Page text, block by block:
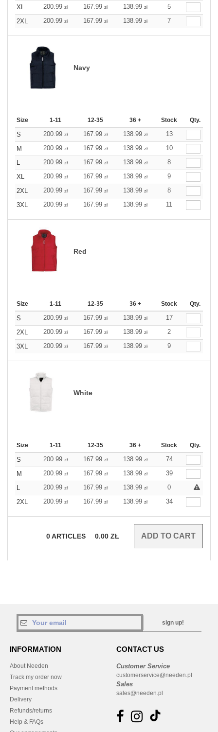
XL
200.99 zł 167.99 zł 138.99 zł
5
2XL
200.99 zł 167.99 zł 138.99 zł 7
Navy
Size 1-11 12-35 36 + Stock Qty.
S 200.99 zł 167.99 zł 138.99 zł
13
M
200.99 zł 167.99 zł 138.99 zł
10
L
200.99 zł 167.99 zł 138.99 zł
8
XL
200.99 zł 167.99 zł 138.99 zł
9
2XL
200.99 zł 167.99 zł 138.99 zł
8
3XL
200.99 zł 167.99 zł 138.99 zł 11
Red
Size 1-11 12-35 36 + Stock Qty.
S 200.99 zł 167.99 zł 138.99 zł
17
2XL
200.99 zł 167.99 zł 138.99 zł
2
3XL
200.99 zł 167.99 zł 138.99 zł 9
White
Size 1-11 12-35 36 + Stock Qty.
S 200.99 zł 167.99 zł 138.99 zł
74
M
200.99 zł 167.99 zł 138.99 zł
39
L
200.99 zł 167.99 zł 138.99 zł
0
2XL
200.99 zł 167.99 zł 138.99 zł 34
0ARTICLES 0.00 ZŁ
sign up!
INFORMATION
About Needen
Track my order now
Payment methods
Delivery
Refunds/returns
Help & FAQs
CONTACT US
Customer Service
customerservice@needen.pl
Sales
sales@needen.pl